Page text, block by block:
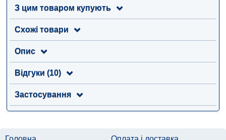
З цим товаром купують
Схожі товари
Опис
Відгуки (10)
Застосування